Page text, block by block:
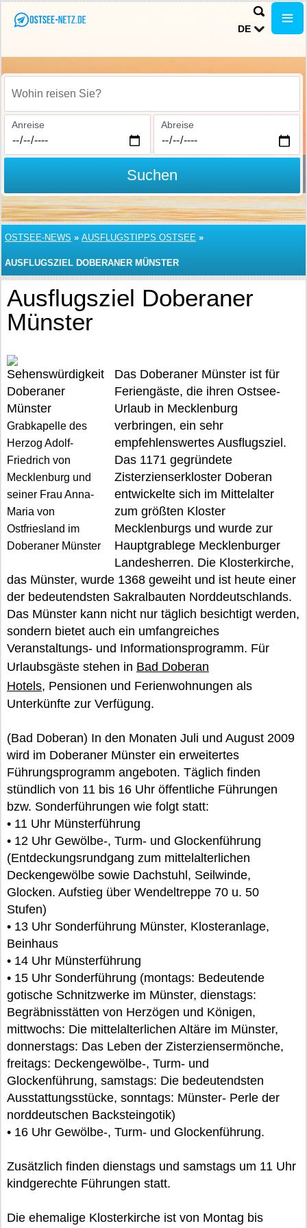
DE
Wohin reisen Sie?
Anreise Abreise
Suchen
OSTSEE-NEWS » AUSFLUGSTIPPS OSTSEE »
AUSFLUGSZIEL DOBERANER MÜNSTER
Ausflugsziel Doberaner
Münster
Grabkapelle des
Herzog Adolf-
Friedrich von
Mecklenburg und
seiner Frau Anna-
Maria von
Ostfriesland im
Doberaner Münster
Das Doberaner Münster ist für
Feriengäste, die ihren Ostsee-
Urlaub in Mecklenburg
verbringen, ein sehr
empfehlenswertes Ausflugsziel.
Das 1171 gegründete
Zisterzienserkloster Doberan
entwickelte sich im Mittelalter
zum größten Kloster
Mecklenburgs und wurde zur
Hauptgrablege Mecklenburger
Landesherren. Die Klosterkirche,
das Münster, wurde 1368 geweiht und ist heute einer
der bedeutendsten Sakralbauten Norddeutschlands.
Das Münster kann nicht nur täglich besichtigt werden,
sondern bietet auch ein umfangreiches
Veranstaltungs- und Informationsprogramm. Für
Urlaubsgäste stehen in Bad Doberan
Hotels, Pensionen und Ferienwohnungen als
Unterkünfte zur Verfügung.
(Bad Doberan) In den Monaten Juli und August 2009
wird im Doberaner Münster ein erweitertes
Führungsprogramm angeboten. Täglich finden
stündlich von 11 bis 16 Uhr öffentliche Führungen
bzw. Sonderführungen wie folgt statt:
• 11 Uhr Münsterführung
• 12 Uhr Gewölbe-, Turm- und Glockenführung
(Entdeckungsrundgang zum mittelalterlichen
Deckengewölbe sowie Dachstuhl, Seilwinde,
Glocken. Aufstieg über Wendeltreppe 70 u. 50
Stufen)
• 13 Uhr Sonderführung Münster, Klosteranlage,
Beinhaus
• 14 Uhr Münsterführung
• 15 Uhr Sonderführung (montags: Bedeutende
gotische Schnitzwerke im Münster, dienstags:
Begräbnisstätten von Herzögen und Königen,
mittwochs: Die mittelalterlichen Altäre im Münster,
donnerstags: Das Leben der Zisterziensermönche,
freitags: Deckengewölbe-, Turm- und
Glockenführung, samstags: Die bedeutendsten
Ausstattungsstücke, sonntags: Münster- Perle der
norddeutschen Backsteingotik)
• 16 Uhr Gewölbe-, Turm- und Glockenführung.
Zusätzlich finden dienstags und samstags um 11 Uhr
kindgerechte Führungen statt.
Die ehemalige Klosterkirche ist von Montag bis